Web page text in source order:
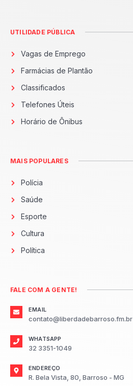
UTILIDADE PÚBLICA
Vagas de Emprego
Farmácias de Plantão
Classificados
Telefones Úteis
Horário de Ônibus
MAIS POPULARES
Polícia
Saúde
Esporte
Cultura
Política
FALE COM A GENTE!
EMAIL
contato@liberdadebarroso.fm.br
WHATSAPP
32 3351-1049
ENDEREÇO
R. Bela Vista, 80, Barroso - MG